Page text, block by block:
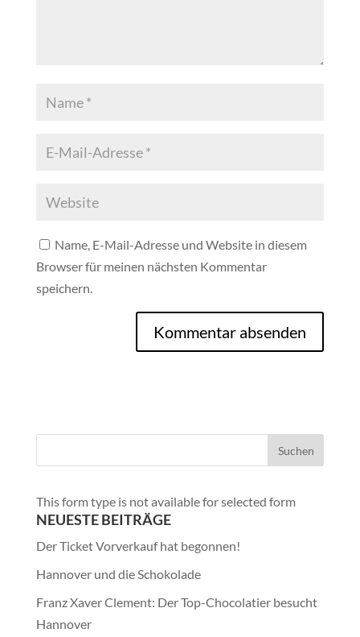
Name, E-Mail-Adresse und Website in diesem
Browser für meinen nächsten Kommentar
speichern.
This form type is not available for selected form
NEUESTE BEITRÄGE
Der Ticket Vorverkauf hat begonnen!
Hannover und die Schokolade
Franz Xaver Clement: Der Top-Chocolatier besucht
Hannover